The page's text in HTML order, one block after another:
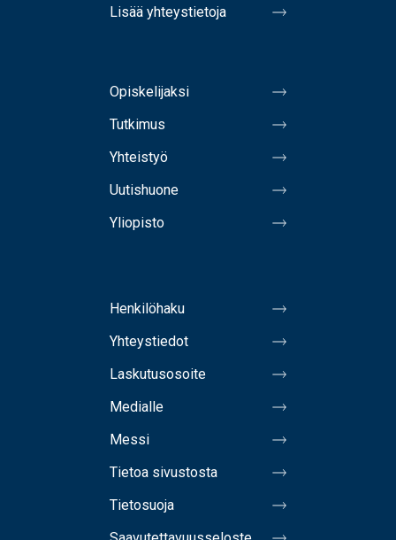
Lisää yhteystietoja
Opiskelijaksi
Tutkimus
Yhteistyö
Uutishuone
Yliopisto
Henkilöhaku
Yhteystiedot
Laskutusosoite
Medialle
Messi
Tietoa sivustosta
Tietosuoja